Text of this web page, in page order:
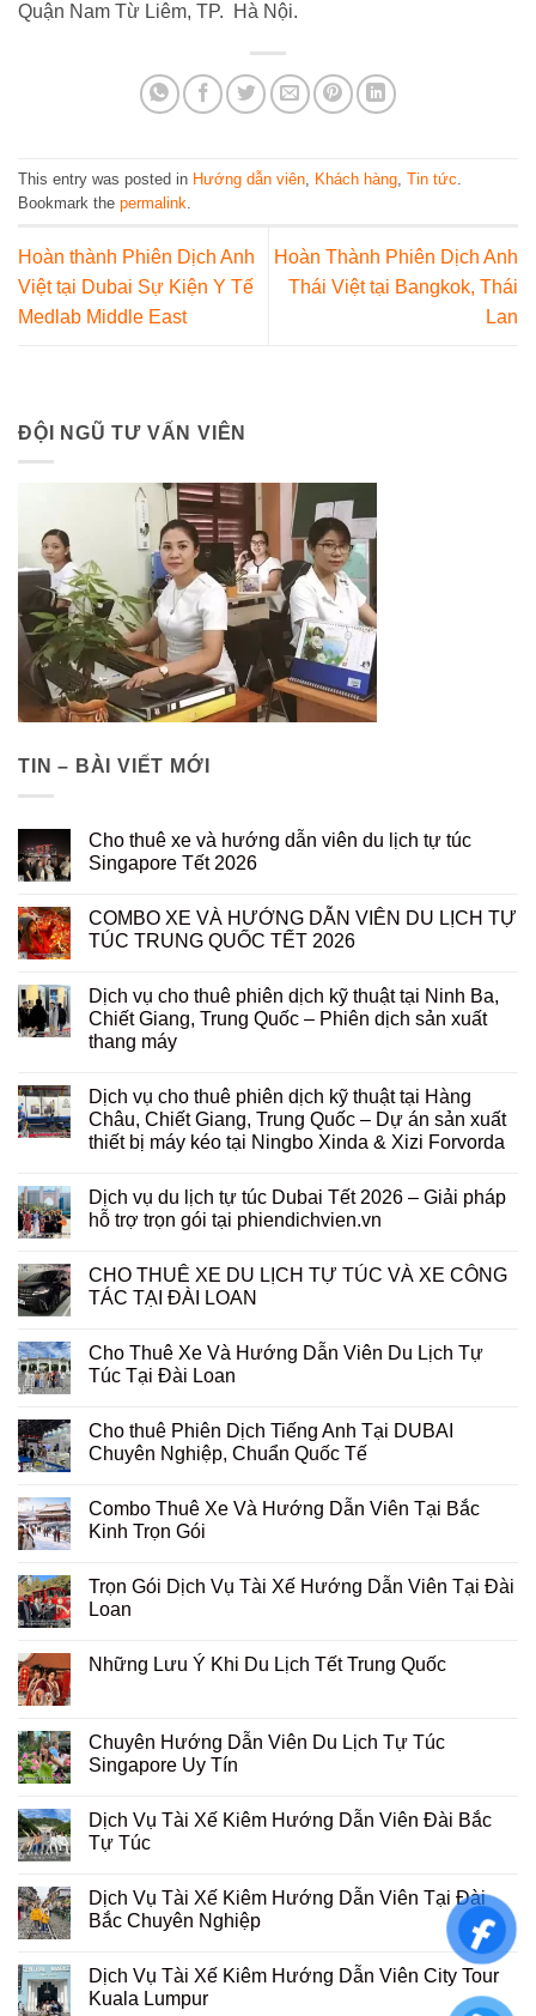
Quận Nam Từ Liêm, TP. Hà Nội.
This entry was posted in Hướng dẫn viên Khách hàng Tin tức
Bookmark the permalink
Hoàn thành Phiên Dịch Anh
Việt tại Dubai Sự Kiện Y Tế
Medlab Middle East
Hoàn Thành Phiên Dịch Anh
Thái Việt tại Bangkok, Thái
Lan
ĐỘI NGŨ TƯ VẤN VIÊN
TIN – BÀI VIẾT MỚI
Cho thuê xe và hướng dẫn viên du lịch tự túc
Singapore Tết 2026
COMBO XE VÀ HƯỚNG DẪN VIÊN DU LỊCH TỰ
TÚC TRUNG QUỐC TẾT 2026
Dịch vụ cho thuê phiên dịch kỹ thuật tại Ninh Ba,
Chiết Giang, Trung Quốc – Phiên dịch sản xuất
thang máy
Dịch vụ cho thuê phiên dịch kỹ thuật tại Hàng
Châu, Chiết Giang, Trung Quốc – Dự án sản xuất
thiết bị máy kéo tại Ningbo Xinda & Xizi Forvorda
Dịch vụ du lịch tự túc Dubai Tết 2026 – Giải pháp
hỗ trợ trọn gói tại phiendichvien.vn
CHO THUÊ XE DU LỊCH TỰ TÚC VÀ XE CÔNG
TÁC TẠI ĐÀI LOAN
Cho Thuê Xe Và Hướng Dẫn Viên Du Lịch Tự
Túc Tại Đài Loan
Cho thuê Phiên Dịch Tiếng Anh Tại DUBAI
Chuyên Nghiệp, Chuẩn Quốc Tế
Combo Thuê Xe Và Hướng Dẫn Viên Tại Bắc
Kinh Trọn Gói
Trọn Gói Dịch Vụ Tài Xế Hướng Dẫn Viên Tại Đài
Loan
Những Lưu Ý Khi Du Lịch Tết Trung Quốc
Chuyên Hướng Dẫn Viên Du Lịch Tự Túc
Singapore Uy Tín
Dịch Vụ Tài Xế Kiêm Hướng Dẫn Viên Đài Bắc
Tự Túc
Dịch Vụ Tài Xế Kiêm Hướng Dẫn Viên Tại Đài
Bắc Chuyên Nghiệp
Dịch Vụ Tài Xế Kiêm Hướng Dẫn Viên City Tour
Kuala Lumpur